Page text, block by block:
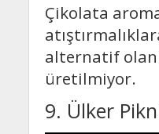
Çikolata
alternatif olan
üretilmiyor.
9. Ülker